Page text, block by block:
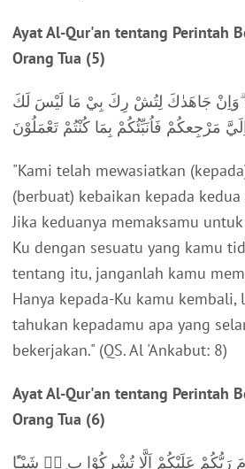
Ayat Al-Qur'an tentang Perintah
Orang Tua (5)
ۗوَاِنْ جَاهَدٰكَ لِتُشْ رِكَ بِيْ مَا لَيْسَ لَكَ
مَرْجِعكُمْ فَاُنَبِّئُكُمْ بِمَا كُنْتُمْ تَعْمَلُوْنَ
"Kami telah mewasiatkan
(berbuat) kebaikan kepada
Jika keduanya memaksamu
Ku dengan sesuatu yang kamu
tentang itu, janganlah kamu
Hanya kepada-Ku kamu kembali,
tahukan kepadamu apa yang
bekerjakan." (QS. Al 'Ankabut: 8)
Ayat Al-Qur'an tentang Perintah
Orang Tua (6)
رَبُّكُمْ عَلَيْكُمْ اَلَّا تُشْرِكُوْا ب ِهٖ شَيْـًٔا